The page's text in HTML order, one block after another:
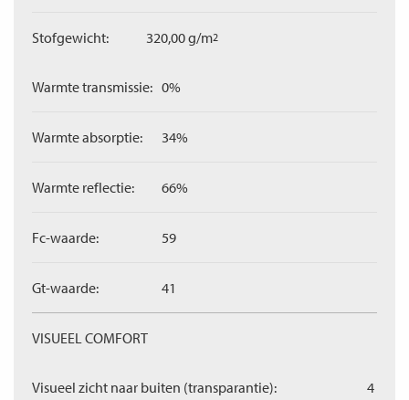
Stofgewicht: 320,00 g/m2
Warmte transmissie: 0%
Warmte absorptie: 34%
Warmte reflectie: 66%
Fc-waarde: 59
Gt-waarde: 41
VISUEEL COMFORT
Visueel zicht naar buiten (transparantie): 4